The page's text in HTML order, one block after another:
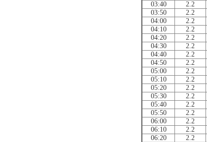
03:40
2.2
03:50
2.2
04:00
2.2
04:10
2.2
04:20
2.2
04:30
2.2
04:40
2.2
04:50
2.2
05:00
2.2
05:10
2.2
05:20
2.2
05:30
2.2
05:40
2.2
05:50
2.2
06:00
2.2
06:10
2.2
06:20
2.2